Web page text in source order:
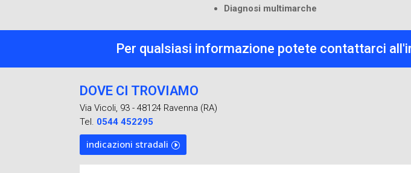
Diagnosi multimarche
Per qualsiasi informazione potete contattarci
DOVE CI TROVIAMO
Via Vicoli, 93 - 48124 Ravenna (RA)
Tel. 0544 452295
indicazioni stradali